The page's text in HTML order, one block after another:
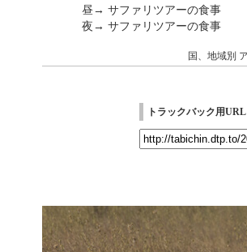
昼→ サファリツアーの食事
夜→ サファリツアーの食事
国、地域別
トラックバック用URL